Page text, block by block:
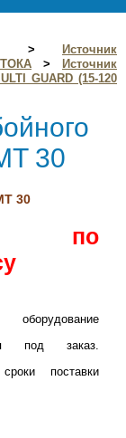
>
Источник
>
Источник
GUARD (15-120
30
30
по
под заказ.
поставки